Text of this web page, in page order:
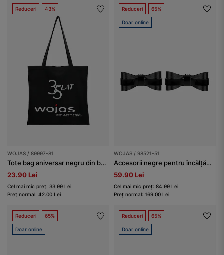
Reduceri 43%
WOJAS / 89997-81
Tote bag aniversar negru din bumbac
23.90 Lei
Cel mai mic preț: 33.99 Lei
Preț normal: 42.00 Lei
Reduceri 65%
Doar online
WOJAS / 98521-51
Accesorii negre pentru încălțăminte în formă de fundițe înguste
59.90 Lei
Cel mai mic preț: 84.99 Lei
Preț normal: 169.00 Lei
Reduceri 65%
Doar online
Reduceri 65%
Doar online